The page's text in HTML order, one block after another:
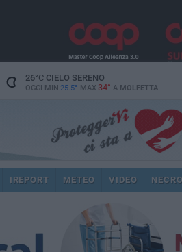
26°CCIELO SERENO
OGGI MIN 25.5° MAX 34° A MOLFETTA
IREPORT METEO VIDEO